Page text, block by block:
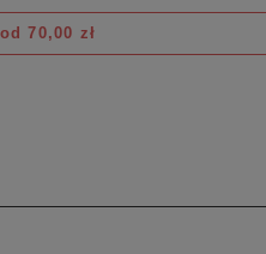
od 70,00 zł